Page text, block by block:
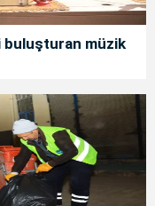
buluşturan müzik